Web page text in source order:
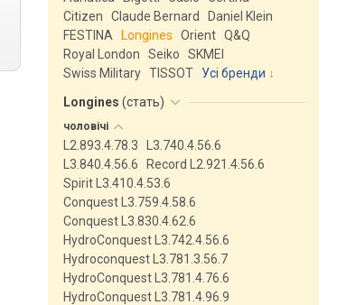
Citizen
Claude Bernard
Daniel Klein
FESTINA
Longines Orient Q&Q
Royal London
Seiko
SKMEI
Swiss Military TISSOT
Усі бренди
Longines (стать)
чоловічі
L2.893.4.78.3
L3.740.4.56.6
L3.840.4.56.6
Record L2.921.4.56.6
Spirit L3.410.4.53.6
Conquest L3.759.4.58.6
Conquest L3.830.4.62.6
HydroConquest L3.742.4.56.6
Hydroconquest L3.781.3.56.7
HydroConquest L3.781.4.76.6
HydroConquest L3.781.4.96.9